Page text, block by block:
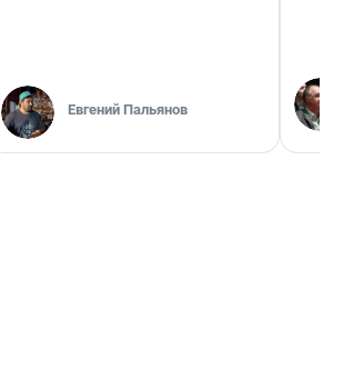
Евгений Пальянов